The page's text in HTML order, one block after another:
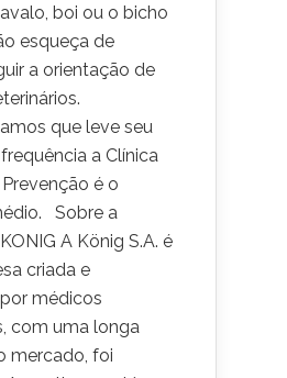
boi ou o bicho
esqueça de
a orientação de
que leve seu
a Clínica
é o
Sobre a
A König S.A. é
criada e
médicos
com uma longa
mercado, foi